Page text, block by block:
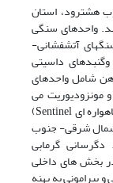
70 کیلومتری جنوب هشترود، استان
واحدهای سنگی
آتشفشانی-
داسیتی
شامل واحدهای
مونزودیوریت می
باشد. مطالعات دورسنجی (با استفاده از تصاویر ماهواره ای Sentinel)
شمال شرقی- جنوب
گرمابی
بخش های داخلی
پیرامونی به پهنه